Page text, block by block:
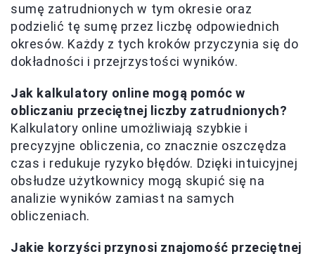
sumę zatrudnionych w tym okresie oraz
podzielić tę sumę przez liczbę odpowiednich
okresów. Każdy z tych kroków przyczynia się do
dokładności i przejrzystości wyników.
Jak kalkulatory online mogą pomóc w
obliczaniu przeciętnej liczby zatrudnionych?
Kalkulatory online umożliwiają szybkie i
precyzyjne obliczenia, co znacznie oszczędza
czas i redukuje ryzyko błędów. Dzięki intuicyjnej
obsłudze użytkownicy mogą skupić się na
analizie wyników zamiast na samych
obliczeniach.
Jakie korzyści przynosi znajomość przeciętnej